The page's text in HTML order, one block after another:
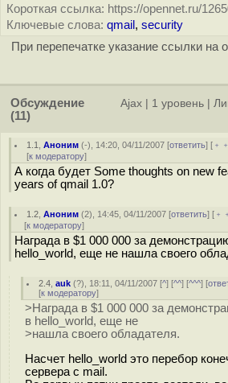
Короткая ссылка: https://opennet.ru/
Ключевые слова: qmail , security
При перепечатке указание ссылки на
Обсуждение
(11)
Ajax 1 уровень
1.1 ,Аноним (-), 14:20, 04/11/2007 [ответить] [
[к модератору]
А когда будет Some thoughts on new
years of qmail 1.0?
1.2 ,Аноним (2), 14:45, 04/11/2007 [ответить] [
[к модератору]
Награда в $1 000 000 за
hello_world, еще не нашла своего
2.4 ,auk (?), 18:11, 04/11/2007 [^] [^^] [^^^] [
[к модератору]
>Награда в $1 000 000 за
в hello_world, еще не
>нашла своего обладателя.
Насчет hello_world это перебор
сервера c mail.